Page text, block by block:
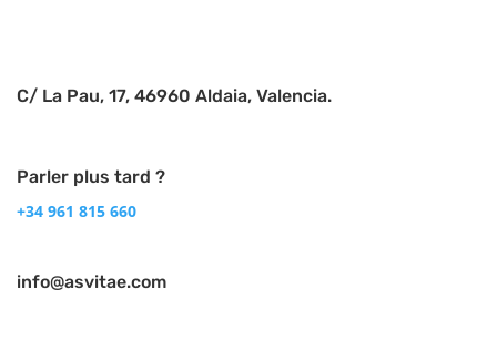
C/ La Pau, 17, 46960 Aldaia, Valencia.
Parler plus tard ?
+34 961 815 660
info@asvitae.com